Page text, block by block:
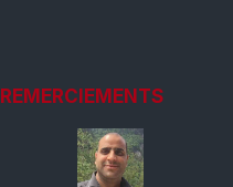
REMERCIEMENTS